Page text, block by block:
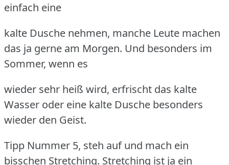
einfach eine
kalte Dusche nehmen, manche Leute machen
das ja gerne am Morgen. Und besonders im
Sommer, wenn es
wieder sehr heiß wird, erfrischt das kalte
Wasser oder eine kalte Dusche besonders
wieder den Geist.
Tipp Nummer 5, steh auf und mach ein
bisschen Stretching. Stretching ist ja ein